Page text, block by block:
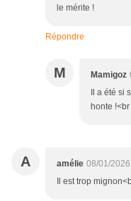
le mérite !
Répondre
M Mamigoz
Il a été si
honte
A amélie 08/01/
Il est trop